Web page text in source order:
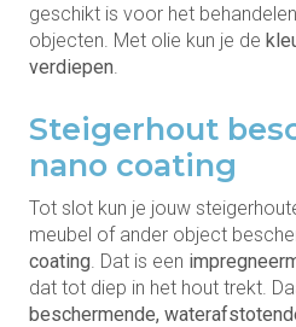
geschikt is voor het
objecten. Met olie kun je de
verdiepen
Steigerhout
nano coating
Tot slot kun je jouw
meubel of ander object
coating . Dat is een
dat tot diep in het hout trekt.
beschermende,